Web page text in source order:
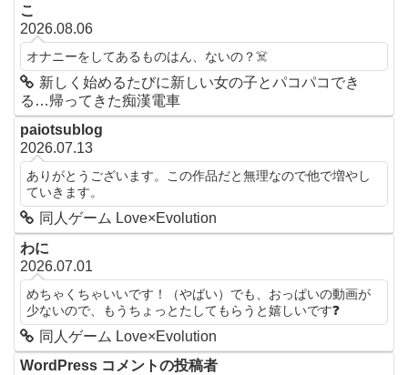
こ
2026.08.06
オナニーをしてあるものはん、ないの？☠️
新しく始めるたびに新しい女の子とパコパコでき
る…帰ってきた痴漢電車
paiotsublog
2026.07.13
ありがとうございます。この作品だと無理なので他で増やし
ていきます。
同人ゲーム Love×Evolution
わに
2026.07.01
めちゃくちゃいいです！（やばい）でも、おっぱいの動画が
少ないので、もうちょっとたしてもらうと嬉しいです❓
同人ゲーム Love×Evolution
WordPress コメントの投稿者